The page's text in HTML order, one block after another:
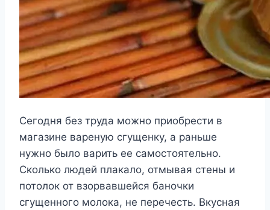
Сегодня без труда можно приобрести в
магазине вареную сгущенку, а раньше
нужно было варить ее самостоятельно.
Сколько людей плакало, отмывая стены и
потолок от взорвавшейся баночки
сгущенного молока, не перечесть. Вкусная